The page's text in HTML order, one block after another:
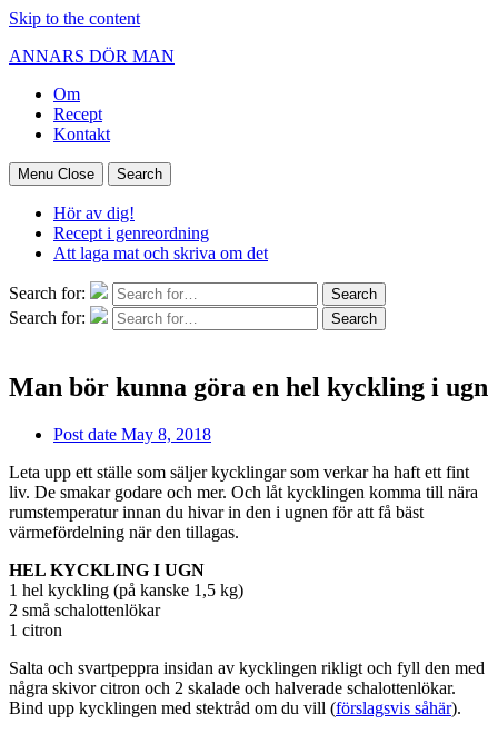
Skip to the content
ANNARS DÖR MAN
Om
Recept
Kontakt
Menu Close Search
Hör av dig!
Recept i genreordning
Att laga mat och skriva om det
Search for: Search
Search for: Search
Man bör kunna göra en hel kyckling i ugn
Post date May 8, 2018
Leta upp ett ställe som säljer kycklingar som verkar ha haft ett fint
liv. De smakar godare och mer. Och låt kycklingen komma till nära
rumstemperatur innan du hivar in den i ugnen för att få bäst
värmefördelning när den tillagas.
HEL KYCKLING I UGN
1 hel kyckling (på kanske 1,5 kg)
2 små schalottenlökar
1 citron
Salta och svartpeppra insidan av kycklingen rikligt och fyll den med
några skivor citron och 2 skalade och halverade schalottenlökar.
Bind upp kycklingen med stektråd om du vill (förslagsvis såhär).